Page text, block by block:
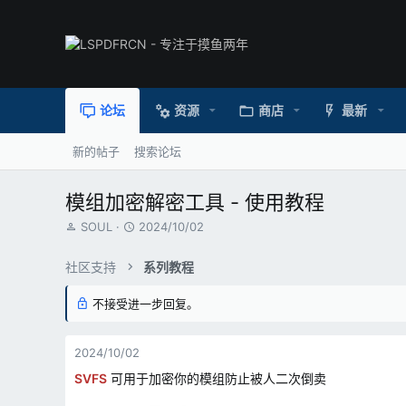
论坛 资源 商店 最新
新的帖子 搜索论坛
模组加密解密工具 - 使用教程
主
起
SOUL
开
时
间
2024/10/02
社区支持 系列教程
不接受进一步回复。
2024/10/02
SVFS 可用于加密你的模组防止被人二次倒卖